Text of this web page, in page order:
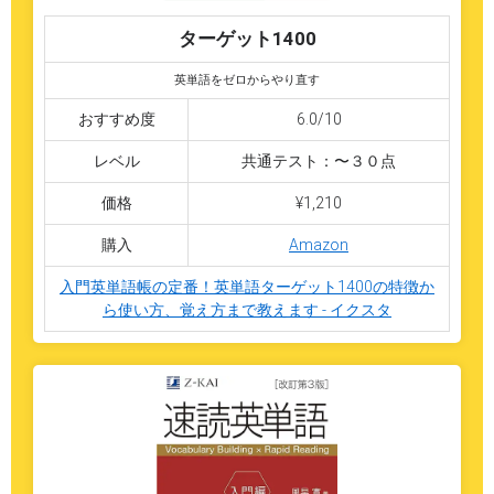
ターゲット1400
英単語をゼロからやり直す
おすすめ度 6.0/10
レベル 共通テスト：〜３０点
価格 ¥1,210
購入 Amazon
入門英単語帳の定番！英単語ターゲット1400の特徴か
ら使い方、覚え方まで教えます - イクスタ